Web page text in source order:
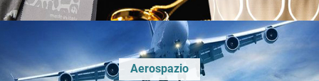
Aerospazio